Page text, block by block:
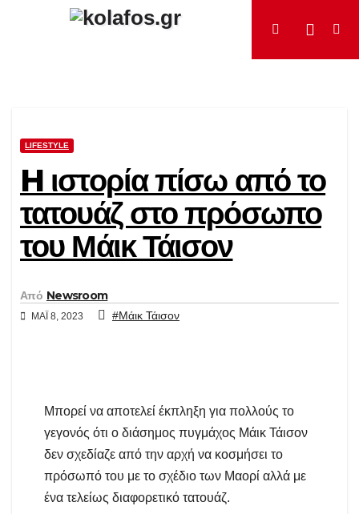
LIFESTYLE
H ιστορία πίσω από το
τατουάζ στο πρόσωπο
του Μάικ Τάισον
Από Newsroom
ΜΆΙ 8, 2023 #Μάικ Τάισον
Μπορεί να αποτελεί έκπληξη για πολλούς το
γεγονός ότι ο διάσημος πυγμάχος Μάικ Τάισον
δεν σχεδίαζε από την αρχή να κοσμήσει το
πρόσωπό του με το σχέδιο των Μαορί αλλά με
ένα τελείως διαφορετικό τατουάζ.